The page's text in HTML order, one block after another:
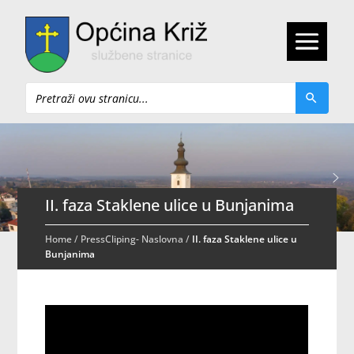
Pretraži
II. faza Staklene ulice u Bunjanima
Home/ PressCliping- Naslovna / II. faza Staklene ulice u
Bunjanima